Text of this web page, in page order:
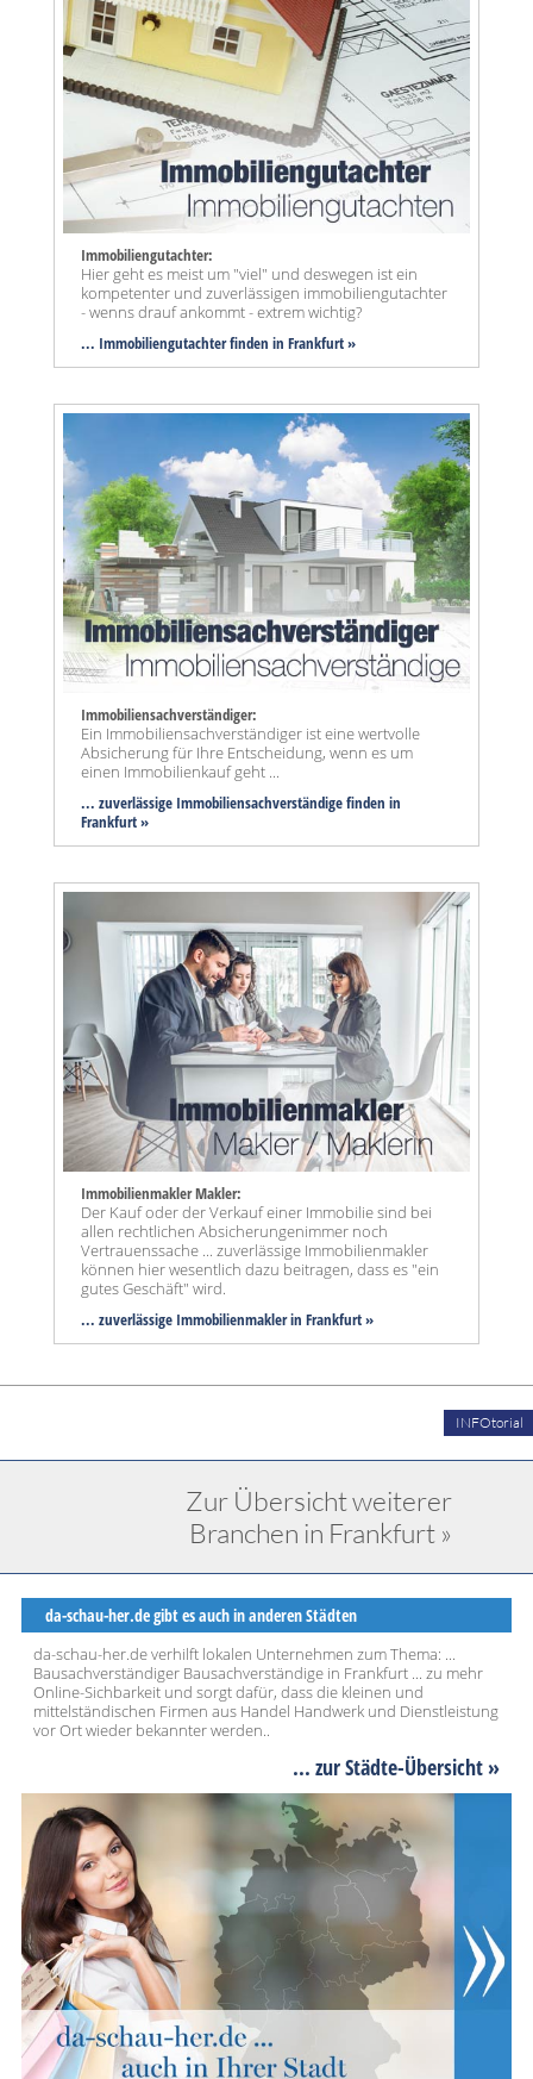
Immobiliengutachter:
Hier geht es meist um "viel" und deswegen ist ein
kompetenter und zuverlässigen immobiliengutachter
- wenns drauf ankommt - extrem wichtig?
... Immobiliengutachter finden in Frankfurt »
Immobiliensachverständiger:
Ein Immobiliensachverständiger ist eine wertvolle
Absicherung für Ihre Entscheidung, wenn es um
einen Immobilienkauf geht ...
... zuverlässige Immobiliensachverständige finden in
Frankfurt »
Immobilienmakler Makler:
Der Kauf oder der Verkauf einer Immobilie sind bei
allen rechtlichen Absicherungenimmer noch
Vertrauenssache ... zuverlässige Immobilienmakler
können hier wesentlich dazu beitragen, dass es "ein
gutes Geschäft" wird.
... zuverlässige Immobilienmakler in Frankfurt »
INFOtorial
Zur Übersicht weiterer
Branchen in Frankfurt »
da-schau-her.de gibt es auch in anderen Städten
da-schau-her.de verhilft lokalen Unternehmen zum Thema: ...
Bausachverständiger Bausachverständige in Frankfurt ... zu mehr
Online-Sichbarkeit und sorgt dafür, dass die kleinen und
mittelständischen Firmen aus Handel Handwerk und Dienstleistung
vor Ort wieder bekannter werden..
... zur Städte-Übersicht »